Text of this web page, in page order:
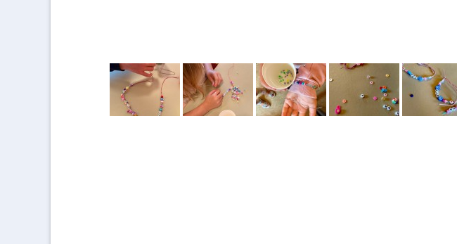
Kindergottesdienst- vorbereitung
Kirchenchor